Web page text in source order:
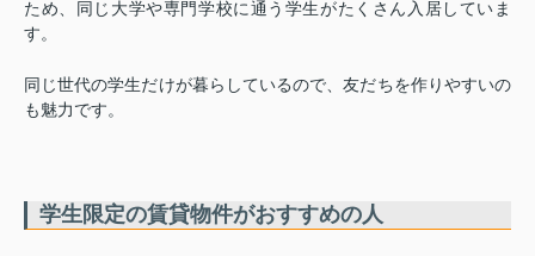
ため、同じ大学や専門学校に通う学生がたくさん入居していま
す。
同じ世代の学生だけが暮らしているので、友だちを作りやすいの
も魅力です。
学生限定の賃貸物件がおすすめの人